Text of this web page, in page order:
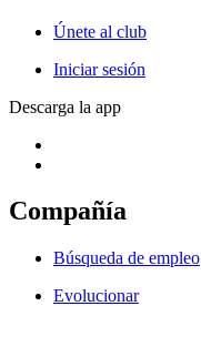
Únete al club
Iniciar sesión
Descarga la app
Compañía
Búsqueda de empleo
Evolucionar